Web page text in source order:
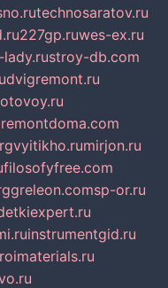
technosaratov.ru
227gp.ruwes-ex.ru
stroy-db.com
dvigremont.ru
remontdoma.com
vyitikho.rumirjon.ru
filosofyfree.com
greleon.comsp-or.ru
instrumentgid.ru